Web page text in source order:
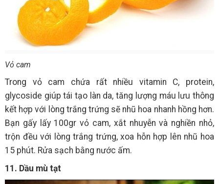
Vỏ cam
Trong vỏ cam chứa rất nhiều vitamin C, protein,
glycoside giúp tái tạo làn da, tăng lượng máu lưu thông
kết hợp với lòng trắng trứng sẽ nhũ hoa nhanh hồng hơn.
Bạn gấy lấy 100gr vỏ cam, xắt nhuyễn và nghiền nhỏ,
trộn đều với lòng trắng trứng, xoa hỗn hợp lên nhũ hoa
15 phút. Rửa sạch bằng nước ấm.
11. Dầu mù tạt